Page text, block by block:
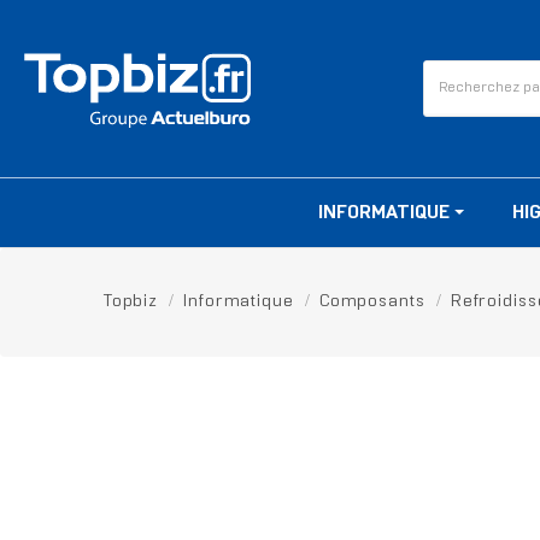
INFORMATIQUE
Topbiz Informatique Composants